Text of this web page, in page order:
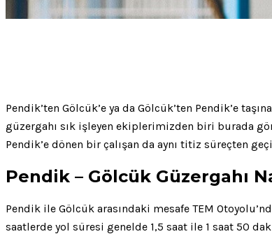
Pendik’ten Gölcük’e ya da Gölcük’ten Pendik’e
güzergahı sık işleyen ekiplerimizden biri burada
Pendik’e dönen bir çalışan da aynı titiz süreçten
Pendik – Gölcük Güzergahı
Pendik ile Gölcük arasındaki mesafe TEM
saatlerde yol süresi genelde 1,5 saat ile 1 saat 50